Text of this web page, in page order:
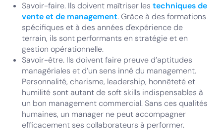
Savoir-faire. Ils doivent maîtriser les techniques de
vente et de management. Grâce à des formations
spécifiques et à des années d'expérience de
terrain, ils sont performants en stratégie et en
gestion opérationnelle.
Savoir-être. Ils doivent faire preuve d’aptitudes
managériales et d’un sens inné du management.
Personnalité, charisme, leadership, honnêteté et
humilité sont autant de soft skills indispensables à
un bon management commercial. Sans ces qualités
humaines, un manager ne peut accompagner
efficacement ses collaborateurs à performer.